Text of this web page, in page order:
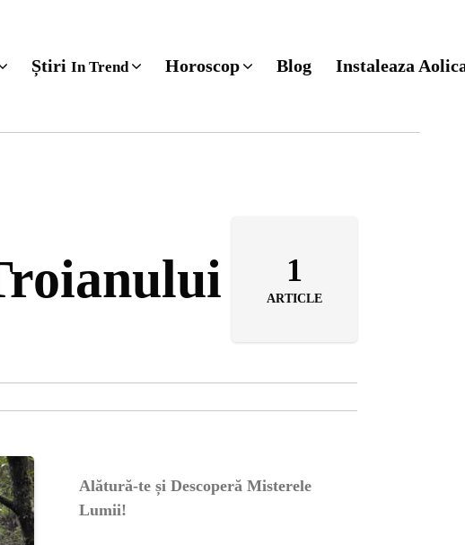
Știri In Trend Horoscop Blog Instaleaza
1
ARTICLE
Alătură-te și Descoperă Misterele
Lumii!